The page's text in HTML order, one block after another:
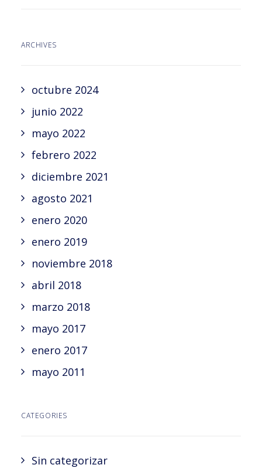
ARCHIVES
octubre 2024
junio 2022
mayo 2022
febrero 2022
diciembre 2021
agosto 2021
enero 2020
enero 2019
noviembre 2018
abril 2018
marzo 2018
mayo 2017
enero 2017
mayo 2011
CATEGORIES
Sin categorizar